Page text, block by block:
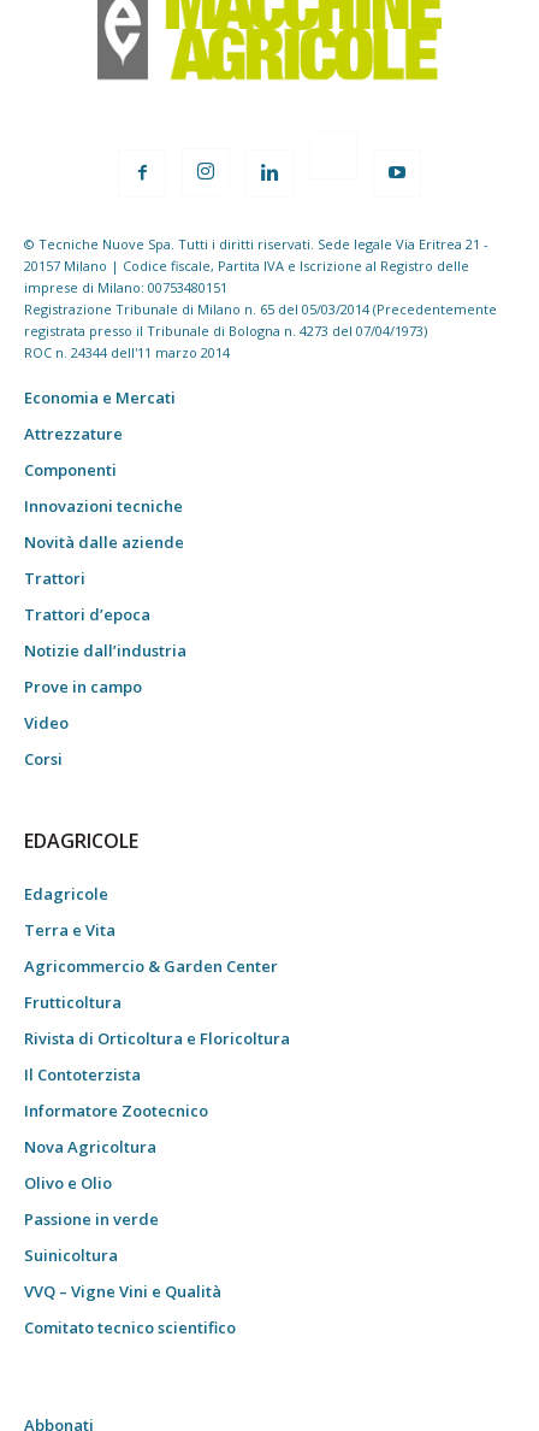
© Tecniche Nuove Spa. Tutti i diritti riservati. Sede legale Via Eritrea 21 -
20157 Milano | Codice fiscale, Partita IVA e Iscrizione al Registro delle
imprese di Milano: 00753480151
Registrazione Tribunale di Milano n. 65 del 05/03/2014 (Precedentemente
registrata presso il Tribunale di Bologna n. 4273 del 07/04/1973)
ROC n. 24344 dell'11 marzo 2014
Economia e Mercati
Attrezzature
Componenti
Innovazioni tecniche
Novità dalle aziende
Trattori
Trattori d’epoca
Notizie dall’industria
Prove in campo
Video
Corsi
EDAGRICOLE
Edagricole
Terra e Vita
Agricommercio & Garden Center
Frutticoltura
Rivista di Orticoltura e Floricoltura
Il Contoterzista
Informatore Zootecnico
Nova Agricoltura
Olivo e Olio
Passione in verde
Suinicoltura
VVQ – Vigne Vini e Qualità
Comitato tecnico scientifico
Abbonati